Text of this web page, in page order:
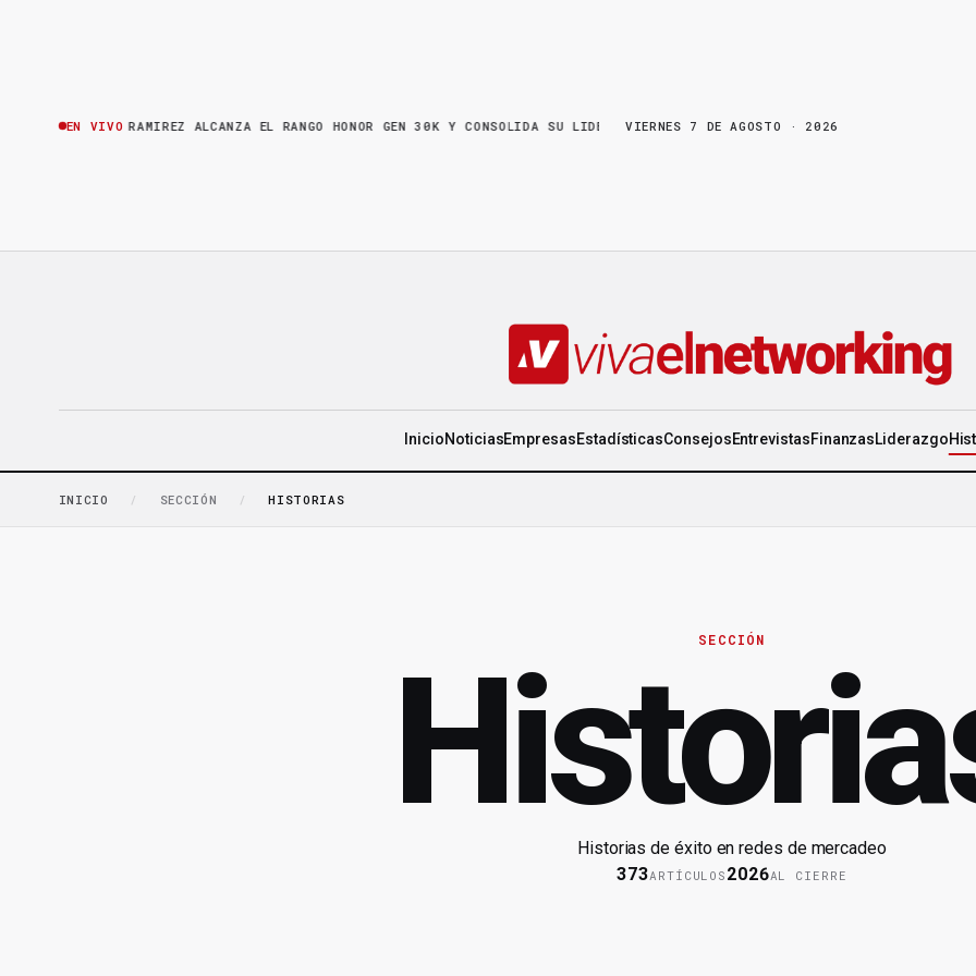
EN VIVO
BRUNO RAMIREZ ALCANZA EL RANGO HONOR GEN 30K Y CONSOLIDA SU LIDERAZGO EN WORLD GEN LA FRUTA MADURA NO ESPERA: HAY
VIERNES 7 DE AGOSTO · 2026
InicioNoticiasEmpresasEstadísticasConsejosEntrevistasFinanzasLiderazgo
INICIO / SECCIÓN / HISTORIAS
SECCIÓN
Historias de éxito en redes de mercadeo
373ARTÍCULOS 2026AL CIERRE